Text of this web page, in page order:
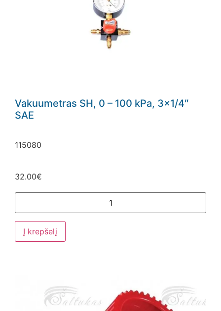
Vakuumetras SH, 0 – 100 kPa, 3×1/4″
SAE
115080
32.00€
Į krepšelį